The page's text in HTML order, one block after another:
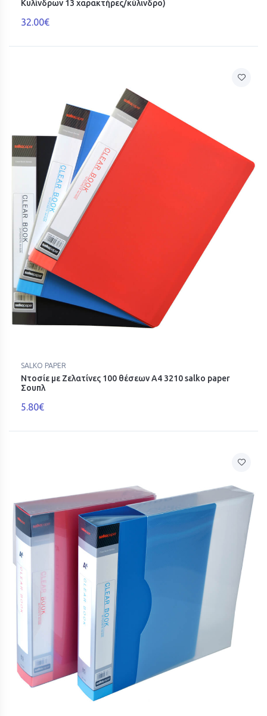
Κυλίνδρων 13 χαρακτήρες/κύλινδρο)
32.00€
SALKO PAPER
Ντοσίε με Ζελατίνες 100 θέσεων Α4 3210 salko paper
Σουπλ
5.80€